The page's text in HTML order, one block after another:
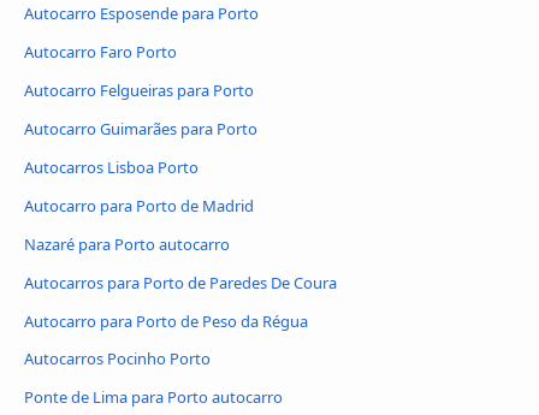
Autocarro Esposende para Porto
Autocarro Faro Porto
Autocarro Felgueiras para Porto
Autocarro Guimarães para Porto
Autocarros Lisboa Porto
Autocarro para Porto de Madrid
Nazaré para Porto autocarro
Autocarros para Porto de Paredes De Coura
Autocarro para Porto de Peso da Régua
Autocarros Pocinho Porto
Ponte de Lima para Porto autocarro